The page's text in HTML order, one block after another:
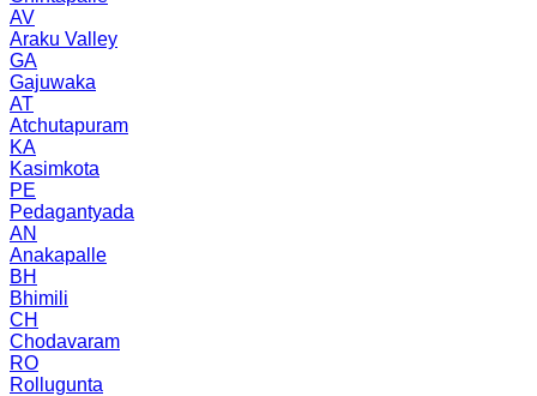
AV
Araku Valley
GA
Gajuwaka
AT
Atchutapuram
KA
Kasimkota
PE
Pedagantyada
AN
Anakapalle
BH
Bhimili
CH
Chodavaram
RO
Rollugunta